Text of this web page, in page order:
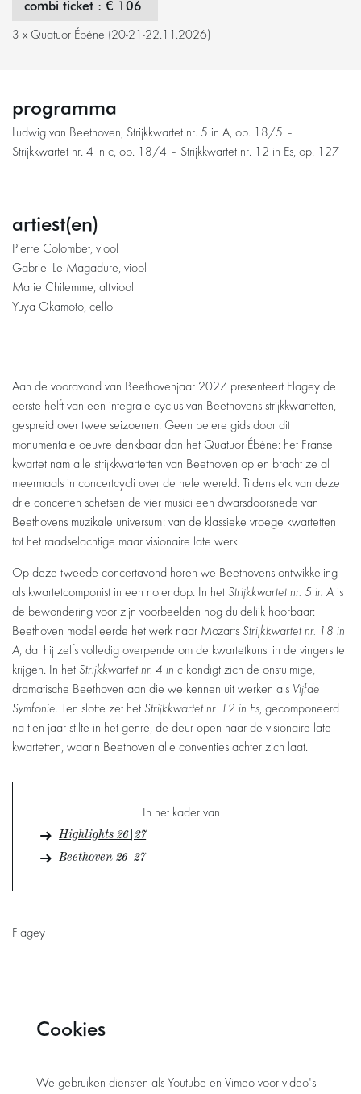
combi ticket : € 106
3 x Quatuor Ébène (20-21-22.11.2026)
programma
Ludwig van Beethoven, Strijkkwartet nr. 5 in A, op. 18/5 –
Strijkkwartet nr. 4 in c, op. 18/4 – Strijkkwartet nr. 12 in Es, op. 127
artiest(en)
Pierre Colombet, viool
Gabriel Le Magadure, viool
Marie Chilemme, altviool
Yuya Okamoto, cello
Aan de vooravond van Beethovenjaar 2027 presenteert Flagey de
eerste helft van een integrale cyclus van Beethovens strijkkwartetten,
gespreid over twee seizoenen. Geen betere gids door dit
monumentale oeuvre denkbaar dan het Quatuor Ébène: het Franse
kwartet nam alle strijkkwartetten van Beethoven op en bracht ze al
meermaals in concertcycli over de hele wereld. Tijdens elk van deze
drie concerten schetsen de vier musici een dwarsdoorsnede van
Beethovens muzikale universum: van de klassieke vroege kwartetten
tot het raadselachtige maar visionaire late werk.
Op deze tweede concertavond horen we Beethovens ontwikkeling
als kwartetcomponist in een notendop. In het Strijkkwartet nr. 5 in A is
de bewondering voor zijn voorbeelden nog duidelijk hoorbaar:
Beethoven modelleerde het werk naar Mozarts Strijkkwartet nr. 18 in
A, dat hij zelfs volledig overpende om de kwartetkunst in de vingers te
krijgen. In het Strijkkwartet nr. 4 in c kondigt zich de onstuimige,
dramatische Beethoven aan die we kennen uit werken als Vijfde
Symfonie. Ten slotte zet het Strijkkwartet nr. 12 in Es, gecomponeerd
na tien jaar stilte in het genre, de deur open naar de visionaire late
kwartetten, waarin Beethoven alle conventies achter zich laat.
In het kader van
Highlights 26|27
Beethoven 26|27
Flagey
Cookies
We gebruiken diensten als Youtube en Vimeo voor video's